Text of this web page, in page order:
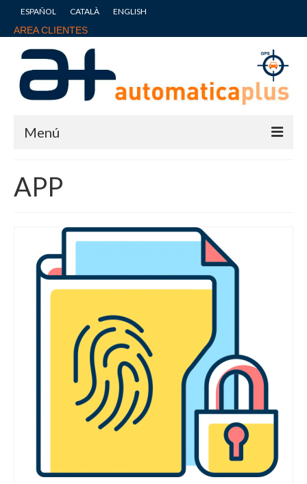
ESPAÑOL CATALÀ ENGLISH
AREA CLIENTES
Menú
Nuestros puntos fuertes
Preguntas frecuentes
Tienda
Blog
APP